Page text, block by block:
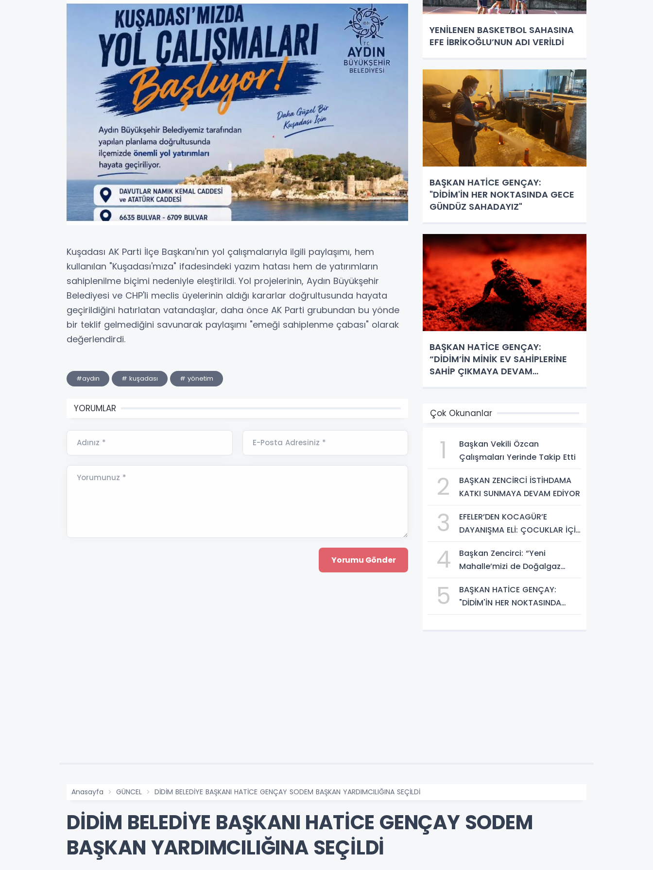
Kuşadası AK Parti İlçe Başkanı'nın yol çalışmalarıyla ilgili paylaşımı, hem
kullanılan "Kuşadası'mıza" ifadesindeki yazım hatası hem de yatırımların
sahiplenilme biçimi nedeniyle eleştirildi. Yol projelerinin, Aydın Büyükşehir
Belediyesi ve CHP'li meclis üyelerinin aldığı kararlar doğrultusunda hayata
geçirildiğini hatırlatan vatandaşlar, daha önce AK Parti grubundan bu yönde
bir teklif gelmediğini savunarak paylaşımı "emeği sahiplenme çabası" olarak
değerlendirdi.
#aydın # kuşadası # yönetim
YORUMLAR
Adınız * E-Posta Adresiniz *
Yorumunuz *
YENİLENEN BASKETBOL SAHASINA
EFE İBRİKOĞLU’NUN ADI VERİLDİ
BAŞKAN HATİCE GENÇAY:
"DİDİM'İN HER NOKTASINDA GECE
GÜNDÜZ SAHADAYIZ"
BAŞKAN HATİCE GENÇAY:
“DİDİM’İN MİNİK EV SAHİPLERİNE
SAHİP ÇIKMAYA DEVAM
Çok Okunanlar
1
Başkan Vekili Özcan
Çalışmaları Yerinde Takip Etti
2
BAŞKAN ZENCİRCİ İSTİHDAMA
KATKI SUNMAYA DEVAM EDİYOR
3
EFELER’DEN KOCAGÜR’E
DAYANIŞMA ELİ: ÇOCUKLAR İÇİN
4
Başkan Zencirci: “Yeni
Mahalle’mizi de Doğalgaz
5
BAŞKAN HATİCE GENÇAY:
"DİDİM'İN HER NOKTASINDA
Anasayfa GÜNCEL DİDİM BELEDİYE BAŞKANI HATİCE GENÇAY SODEM BAŞKAN YARDIMCILIĞINA SEÇİLDİ
DİDİM BELEDİYE BAŞKANI HATİCE GENÇAY SODEM
BAŞKAN YARDIMCILIĞINA SEÇİLDİ